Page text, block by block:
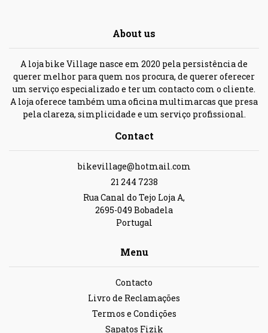
About us
A loja bike Village nasce em 2020 pela persistência de
querer melhor para quem nos procura, de querer oferecer
um serviço especializado e ter um contacto com o cliente.
A loja oferece também uma oficina multimarcas que presa
pela clareza, simplicidade e um serviço profissional.
Contact
bikevillage@hotmail.com
21 244 7238
Rua Canal do Tejo Loja A,
2695-049 Bobadela
Portugal
Menu
Contacto
Livro de Reclamações
Termos e Condições
Sapatos Fizik